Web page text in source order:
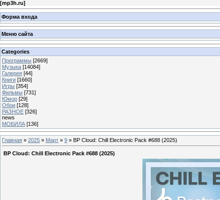
[mp3h.ru]
Форма входа
Меню сайта
Categories
Программы [2669]
Музыка [14084]
Галерея [44]
Книги [1660]
Игры [354]
Фильмы [731]
Юмор [29]
Обои [128]
РАЗНОЕ [326]
news
МОБИЛА [136]
Главная » 2025 » Март » 9 » BP Cloud: Chill Electronic Pack #688 (2025)
BP Cloud: Chill Electronic Pack #688 (2025)